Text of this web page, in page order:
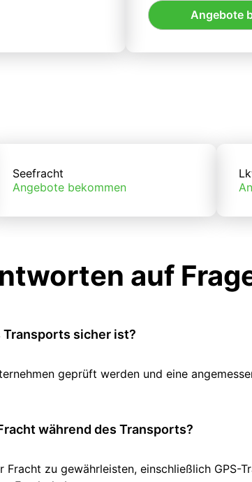
Angebote
Seefracht
Angebote bekommen
auf
Transports sicher ist?
geprüft werden und eine
während des Transports?
zu gewährleisten, einschließlich GPS-